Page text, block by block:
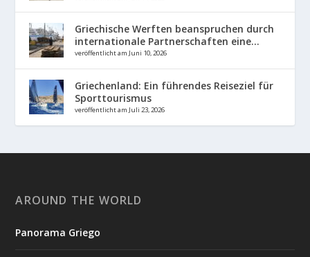
Griechische Werften beanspruchen durch
internationale Partnerschaften eine...
veröffentlicht am Juni 10, 2026
Griechenland: Ein führendes Reiseziel für
Sporttourismus
veröffentlicht am Juli 23, 2026
AROUND THE WORLD
Panorama Griego